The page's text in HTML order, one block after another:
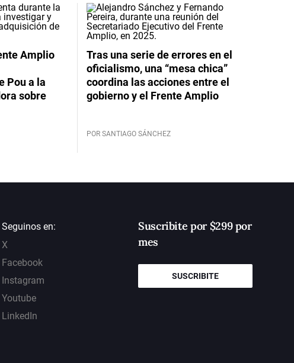
Amplio
Pou a la
sobre
Tras una serie de errores en el
oficialismo, una “mesa chica”
coordina las acciones entre el
gobierno y el Frente Amplio
POR SANTIAGO SÁNCHEZ
Seguinos en:
X
Facebook
Instagram
Youtube
LinkedIn
Suscribite por $299 por
mes
SUSCRIBITE